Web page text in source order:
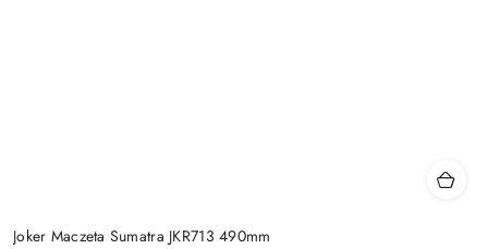
Joker Maczeta Sumatra JKR713 490mm